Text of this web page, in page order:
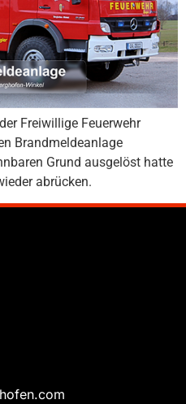
Freiwillige Feuerwehr
Brandmeldeanlage
Grund ausgelöst hatte
abrücken.